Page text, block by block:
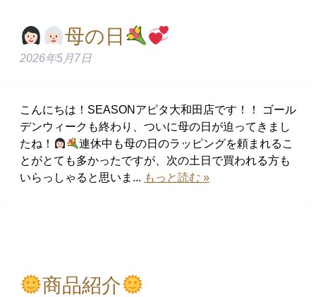
母の日
2026年5月7日
こんにちは！SEASONアピタ大和田店です！！ ゴール
デンウィークも終わり、ついに母の日が迫ってきまし
たね！
連休中も母の日のラッピングを頼まれるこ
とがとても多かったですが、次の土日で買われる方も
いらっしゃると思いま... もっと読む »
商品紹介